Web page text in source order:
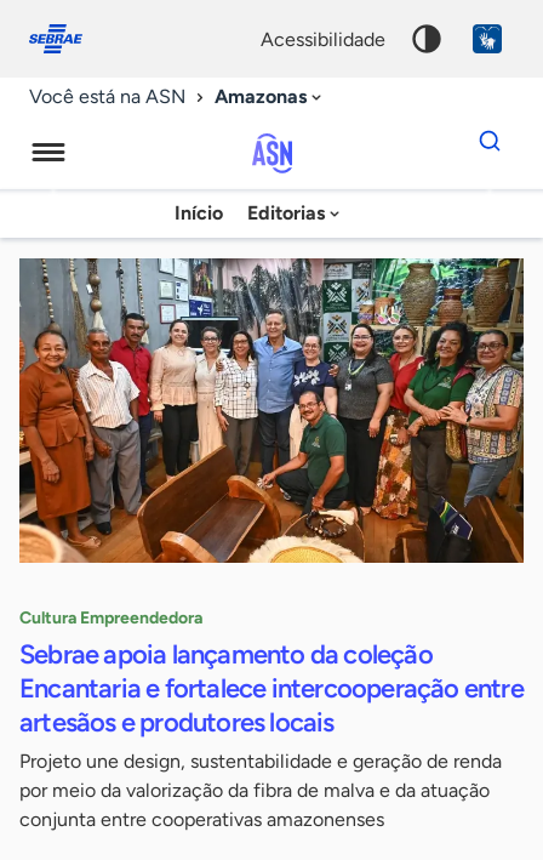
conosco
acessibilidade
Você está na ASN Amazonas
Agência
Sebrae
de
Notícias
Início Editorias
Dados
para
chave
Cultura Empreendedora
Sebrae apoia lançamento da coleção
Encantaria e fortalece intercooperação entre
artesãos e produtores locais
Projeto une design, sustentabilidade e geração de renda
por meio da valorização da fibra de malva e da atuação
conjunta entre cooperativas amazonenses